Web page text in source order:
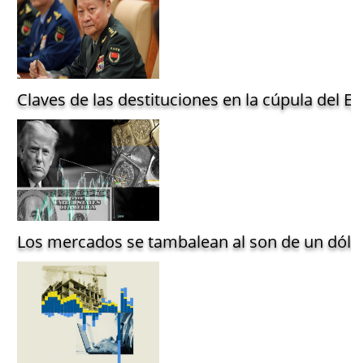
Claves de las destituciones en la cúpula del
Los mercados se tambalean al son de un